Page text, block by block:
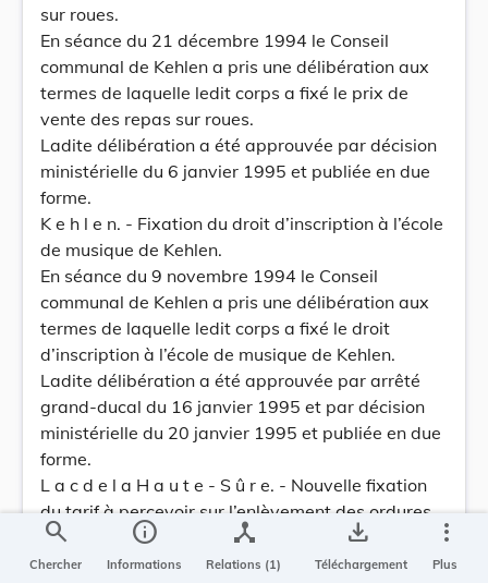
sur roues.
En séance du 21 décembre 1994 le Conseil
communal de Kehlen a pris une délibération aux
termes de laquelle ledit corps a fixé le prix de
vente des repas sur roues.
Ladite délibération a été approuvée par décision
ministérielle du 6 janvier 1995 et publiée en due
forme.
K e h l e n. - Fixation du droit d’inscription à l’école
de musique de Kehlen.
En séance du 9 novembre 1994 le Conseil
communal de Kehlen a pris une délibération aux
termes de laquelle ledit corps a fixé le droit
d’inscription à l’école de musique de Kehlen.
Ladite délibération a été approuvée par arrêté
grand-ducal du 16 janvier 1995 et par décision
ministérielle du 20 janvier 1995 et publiée en due
forme.
L a c d e l a H a u t e - S û r e. - Nouvelle fixation
du tarif à percevoir sur l’enlèvement des ordures
ménagères à partir du 1er janvier 1995.
En séance du 20 octobre 1994 le Conseil
search
Chercher
info
Informations
device_hub
Relations (1)
save_alt
Téléchargement
more_vert
Plus